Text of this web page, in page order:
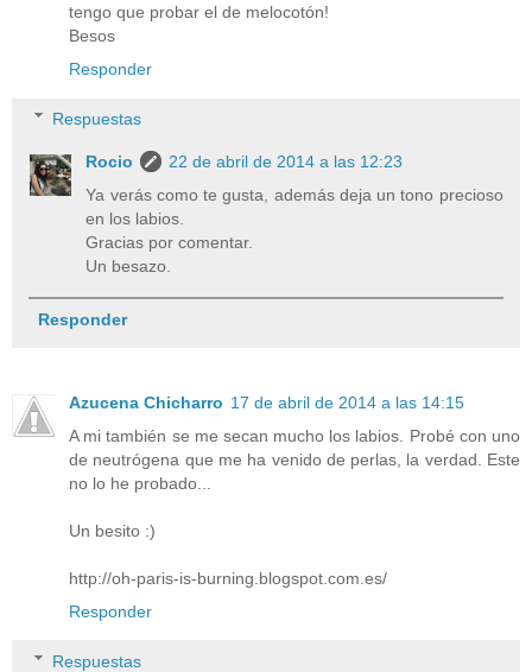
tengo que probar el de melocotón!
Besos
Responder
Respuestas
Rocio
22 de abril de 2014 a las 12:23
Ya verás como te gusta, además deja un tono precioso
en los labios.
Gracias por comentar.
Un besazo.
Responder
Azucena Chicharro 17 de abril de 2014 a las 14:15
A mi también se me secan mucho los labios. Probé con uno
de neutrógena que me ha venido de perlas, la verdad. Este
no lo he probado...
Un besito :)
http://oh-paris-is-burning.blogspot.com.es/
Responder
Respuestas